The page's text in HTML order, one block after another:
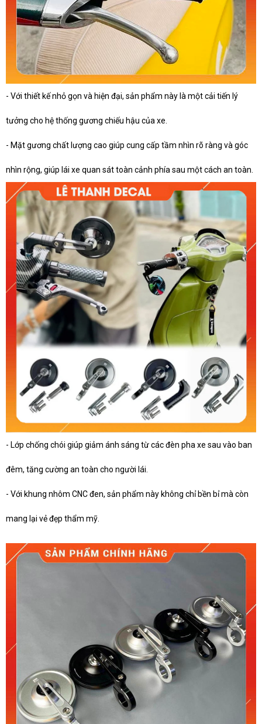
- Với thiết kế nhỏ gọn và hiện đại, sản phẩm này là một cải tiến lý
tưởng cho hệ thống gương chiếu hậu của xe.
- Mặt gương chất lượng cao giúp cung cấp tầm nhìn rõ ràng và góc
nhìn rộng, giúp lái xe quan sát toàn cảnh phía sau một cách an toàn.
- Lớp chống chói giúp giảm ánh sáng từ các đèn pha xe sau vào ban
đêm, tăng cường an toàn cho người lái.
- Với khung nhôm CNC đen, sản phẩm này không chỉ bền bỉ mà còn
mang lại vẻ đẹp thẩm mỹ.